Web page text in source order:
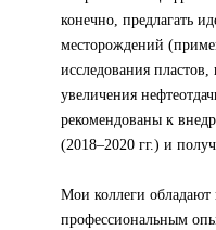
конечно, предлагать
месторождений
исследования
увеличения
рекомендованы к
(2018–2020 гг.) и
Мои коллеги обладают
профессиональным